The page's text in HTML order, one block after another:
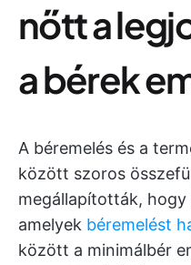
nőtt a
a bérek
A béremelés és a
között szoros
megállapították, hogy
amelyek béremelést
között a minimálbér